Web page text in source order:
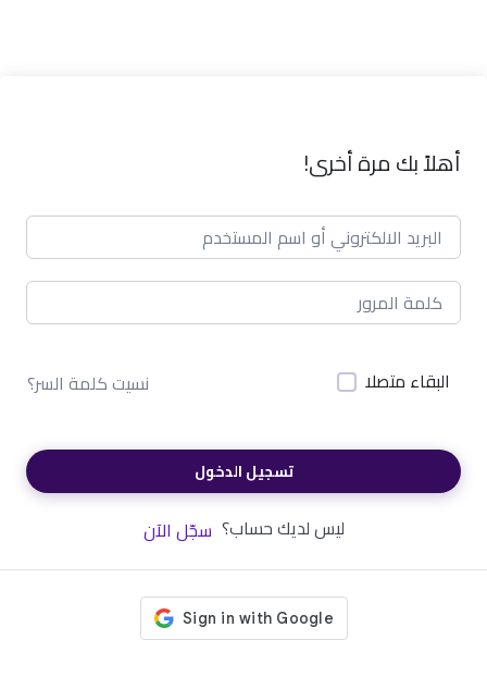
أهلاً بك مرة أخرى!
البقاء متصلا نسيت كلمة السر؟
تسجيل الدخول
ليس لديك حساب؟ سجّل الآن